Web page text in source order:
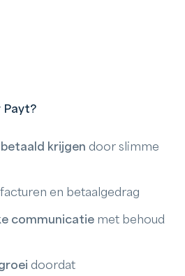
Payt?
krijgen door slimme
en betaalgedrag
communicatie met behoud
doordat